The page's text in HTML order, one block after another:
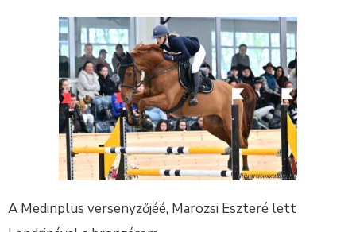
A Medinplus versenyzőjéé, Marozsi Eszteré lett